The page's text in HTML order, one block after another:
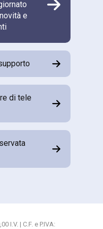
e
di tele
I.V. | C.F. e P.IVA: